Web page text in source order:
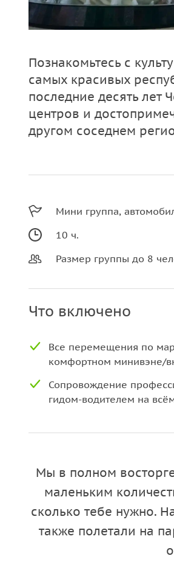
Познакомьтесь с
самых красивых
последние десять лет
центров и
другом соседнем
Мини группа,
10 ч.
Размер группы до 8
Что включено
Все перемещения по
комфортном минивэне/
Сопровождение
гидом-водителем на
Мы в полном
маленьким
сколько тебе нужно.
также полетали на